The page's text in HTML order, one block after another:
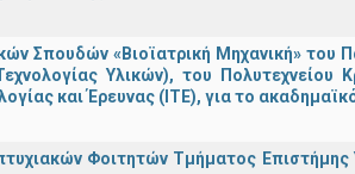
Σπουδών «Βιοϊατρική Μηχανική» του
Υλικών), του Πολυτεχνείου
και Έρευνας (ΙΤΕ), για το
Φοιτητών Τμήματος Επιστήμης